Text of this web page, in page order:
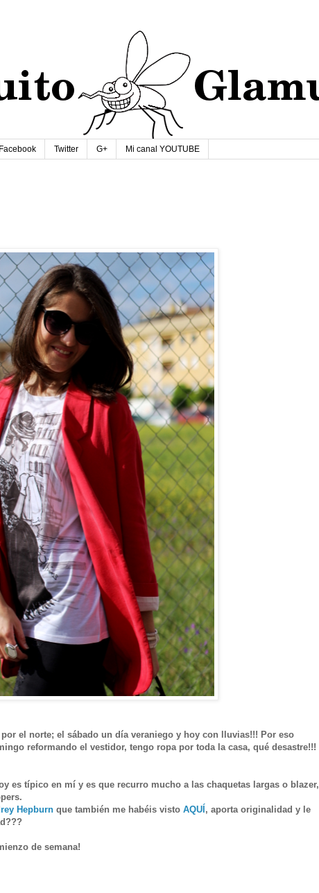
Facebook Twitter G+ Mi canal YOUTUBE
el norte; el sábado un día veraniego y hoy con lluvias!!! Por eso
reformando el vestidor, tengo ropa por toda la casa, qué desastre!!!
es típico en mí y es que recurro mucho a las chaquetas largas o blazer,
Hepburn que también me habéis visto AQUÍ , aporta originalidad y le
de semana!